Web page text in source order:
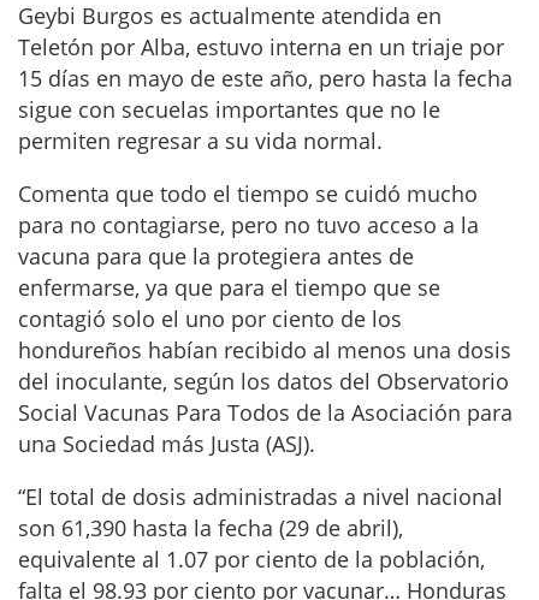
Geybi Burgos es actualmente atendida en
Teletón por Alba, estuvo interna en un triaje por
15 días en mayo de este año, pero hasta la fecha
sigue con secuelas importantes que no le
permiten regresar a su vida normal.
Comenta que todo el tiempo se cuidó mucho
para no contagiarse, pero no tuvo acceso a la
vacuna para que la protegiera antes de
enfermarse, ya que para el tiempo que se
contagió solo el uno por ciento de los
hondureños habían recibido al menos una dosis
del inoculante, según los datos del Observatorio
Social Vacunas Para Todos de la Asociación para
una Sociedad más Justa (ASJ).
“El total de dosis administradas a nivel nacional
son 61,390 hasta la fecha (29 de abril),
equivalente al 1.07 por ciento de la población,
falta el 98.93 por ciento por vacunar… Honduras